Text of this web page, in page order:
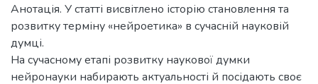
Анотація. У статті висвітлено історію становлення та
розвитку терміну «нейроетика» в сучасній науковій
думці.
На сучасному етапі розвитку наукової думки
нейронауки набирають актуальності й посідають своє